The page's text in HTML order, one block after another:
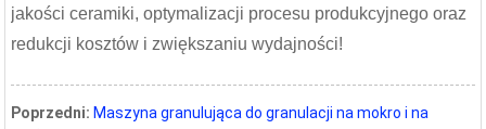
jakości ceramiki, optymalizacji procesu produkcyjnego oraz
redukcji kosztów i zwiększaniu wydajności!
Poprzedni: Maszyna granulująca do granulacji na mokro i na